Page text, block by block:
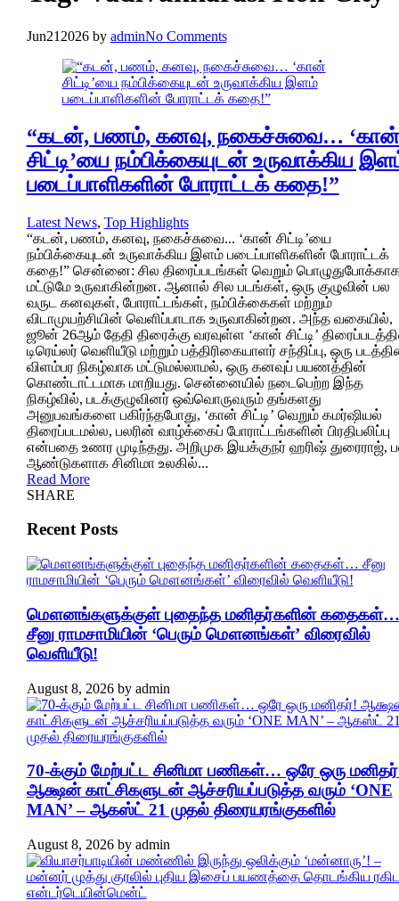
Jun21 2026by adminNo Comments
“கடன், பணம், கனவு, நகைச்சுவை… ‘கான்
சிட்டி’யை நம்பிக்கையுடன் உருவாக்கிய
படைப்பாளிகளின் போராட்டக் கதை!”
Latest News, Top Highlights
“கடன், பணம், கனவு, நகைச்சுவை... ‘கான் சிட்டி’யை
நம்பிக்கையுடன் உருவாக்கிய இளம் படைப்பாளிகளின் போராட்டக்
கதை!” சென்னை: சில திரைப்படங்கள் வெறும்
மட்டுமே உருவாகின்றன. ஆனால் சில படங்கள், ஒரு குழுவின் பல
வருட கனவுகள், போராட்டங்கள், நம்பிக்கைகள் மற்றும்
விடாமுயற்சியின் வெளிப்பாடாக உருவாகின்றன. அந்த வகையில்,
ஜூன் 26ஆம் தேதி திரைக்கு வரவுள்ள ‘கான் சிட்டி’
டிரெய்லர் வெளியீடு மற்றும் பத்திரிகையாளர் சந்திப்பு, ஒரு
விளம்பர நிகழ்வாக மட்டுமல்லாமல், ஒரு கனவுப் பயணத்தின்
கொண்டாட்டமாக மாறியது. சென்னையில் நடைபெற்ற இந்த
நிகழ்வில், படக்குழுவினர் ஒவ்வொருவரும் தங்களது
அனுபவங்களை பகிர்ந்தபோது, ‘கான் சிட்டி’ வெறும் கமர்ஷியல்
திரைப்படமல்ல, பலரின் வாழ்க்கைப் போராட்டங்களின் பிரதிபலிப்பு
என்பதை உணர முடிந்தது. அறிமுக இயக்குநர் ஹரிஷ் துரைராஜ்,
ஆண்டுகளாக சினிமா உலகில்...
Read More
SHARE
Recent Posts
மௌனங்களுக்குள் புதைந்த மனிதர்களின் கதைகள்…
சீனு ராமசாமியின் ‘பெரும் மௌனங்கள்’ விரைவில்
வெளியீடு!
August 8, 2026by admin
70-க்கும் மேற்பட்ட சினிமா பணிகள்… ஒரே ஒரு
ஆக்ஷன் காட்சிகளுடன் ஆச்சரியப்படுத்த வரும் ‘ONE
MAN’ – ஆகஸ்ட் 21 முதல் திரையரங்குகளில்
August 8, 2026by admin